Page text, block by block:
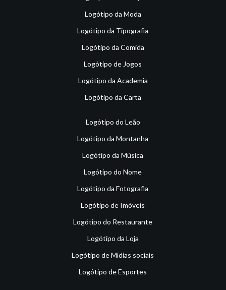
Logótipo da Moda
Logótipo da Tipografia
Logótipo da Comida
Logótipo de Jogos
Logótipo da Academia
Logótipo da Carta
Logótipo do Leão
Logótipo da Montanha
Logótipo da Música
Logótipo do Nome
Logótipo da Fotografia
Logótipo de Imóveis
Logótipo do Restaurante
Logótipo da Loja
Logótipo de Mídias sociais
Logótipo de Esportes